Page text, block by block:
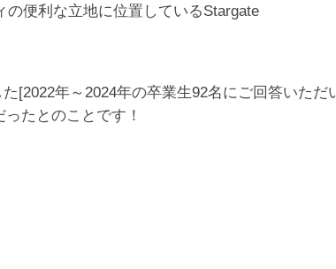
の便利な立地に位置しているStargate
[2022年～2024年の卒業生92名にご回答いた
たとのことです！